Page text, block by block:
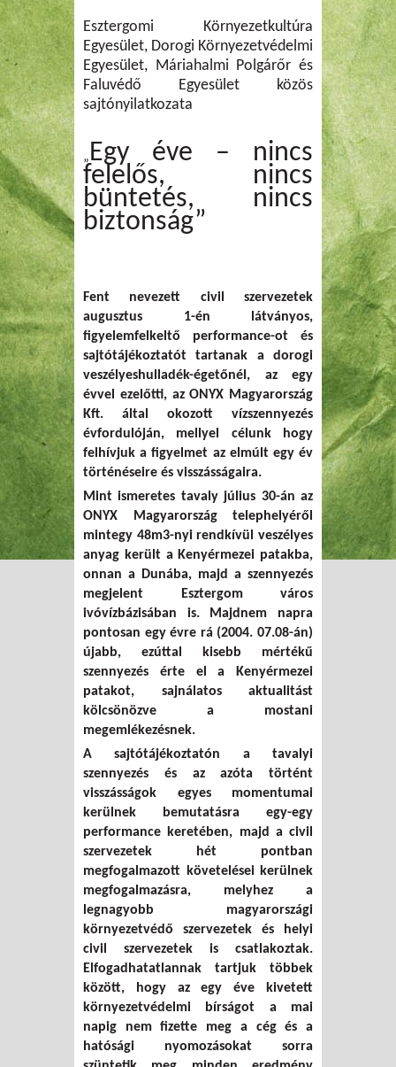
Esztergomi Környezetkultúra
Egyesület, Dorogi Környezetvédelmi
Egyesület, Máriahalmi Polgárőr és
Faluvédő Egyesület közös
sajtónyilatkozata
„Egy éve – nincs
felelős, nincs
büntetés, nincs
biztonság”
Fent nevezett civil szervezetek
augusztus 1-én látványos,
figyelemfelkeltő performance-ot és
sajtótájékoztatót tartanak a dorogi
veszélyeshulladék-égetőnél, az egy
évvel ezelőtti, az ONYX Magyarország
Kft. által okozott vízszennyezés
évfordulóján, mellyel célunk hogy
felhívjuk a figyelmet az elmúlt egy év
történéseire és visszásságaira.
Mint ismeretes tavaly július 30-án az
ONYX Magyarország telephelyéről
mintegy 48m3-nyi rendkívül veszélyes
anyag került a Kenyérmezei patakba,
onnan a Dunába, majd a szennyezés
megjelent Esztergom város
ivóvízbázisában is. Majdnem napra
pontosan egy évre rá (2004. 07.08-án)
újabb, ezúttal kisebb mértékű
szennyezés érte el a Kenyérmezei
patakot, sajnálatos aktualitást
kölcsönözve a mostani
megemlékezésnek.
A sajtótájékoztatón a tavalyi
szennyezés és az azóta történt
visszásságok egyes momentumai
kerülnek bemutatásra egy-egy
performance keretében, majd a civil
szervezetek hét pontban
megfogalmazott követelései kerülnek
megfogalmazásra, melyhez a
legnagyobb magyarországi
környezetvédő szervezetek és helyi
civil szervezetek is csatlakoztak.
Elfogadhatatlannak tartjuk többek
között, hogy az egy éve kivetett
környezetvédelmi bírságot a mai
napig nem fizette meg a cég és a
hatósági nyomozásokat sorra